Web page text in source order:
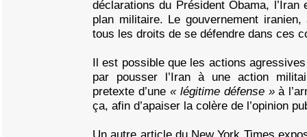
déclarations du Président Obama,
plan militaire. Le gouvernement
tous les droits de se défendre dans ces
Il est possible que les actions
par pousser l’Iran à une action
pretexte d’une « légitime défense »à
ça, afin d’apaiser la colère de l’opinion
Un autre article du New York Times